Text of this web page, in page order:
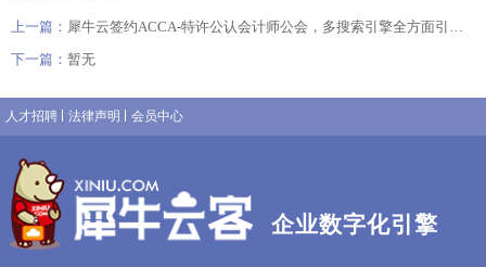
上一篇： 犀牛云签约ACCA-特许公认会计师公会，多搜索引擎全方面引流获客
下一篇： 暂无
人才招聘 法律声明 会员中心
企业数字化引擎